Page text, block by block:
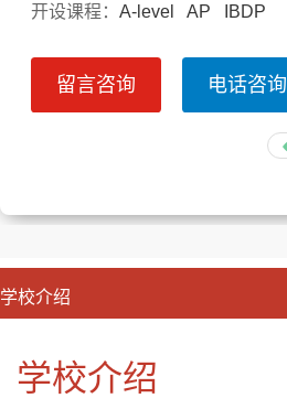
开设课程：A-level AP IBDP
留言咨询 电话咨询
学校介绍
学校介绍